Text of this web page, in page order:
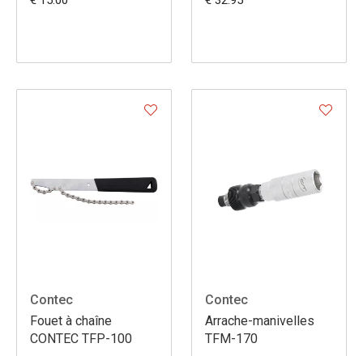
Contec
Fouet à chaîne
CONTEC TFP-100
Contec
Arrache-manivelles
TFM-170